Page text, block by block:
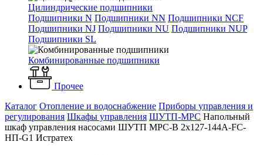
Цилиндрические подшипники
Подшипники N Подшипники NN Подшипники NCF
Подшипники NJ Подшипники NU Подшипники NUP
Подшипники SL
Комбинированные подшипники
Прочее
Каталог Отопление и водоснабжение Приборы управления и
регулирования Шкафы управления ШУТП-MPC Напольный
шкаф управления насосами ШУТП MPC-B 2x127-144A-FC-
HП-G1 Истратех